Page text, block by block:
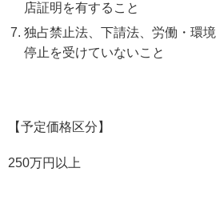
店証明を有すること
独占禁止法、下請法、労働・環
停止を受けていないこと
【予定価格区分】
250万円以上